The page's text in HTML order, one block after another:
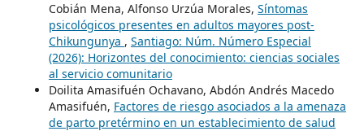
Cobián Mena, Alfonso Urzúa Morales, Síntomas
psicológicos presentes en adultos mayores post-
Chikungunya , Santiago: Núm. Número Especial
(2026): Horizontes del conocimiento: ciencias sociales
al servicio comunitario
Doilita Amasifuén Ochavano, Abdón Andrés Macedo
Amasifuén, Factores de riesgo asociados a la amenaza
de parto pretérmino en un establecimiento de salud